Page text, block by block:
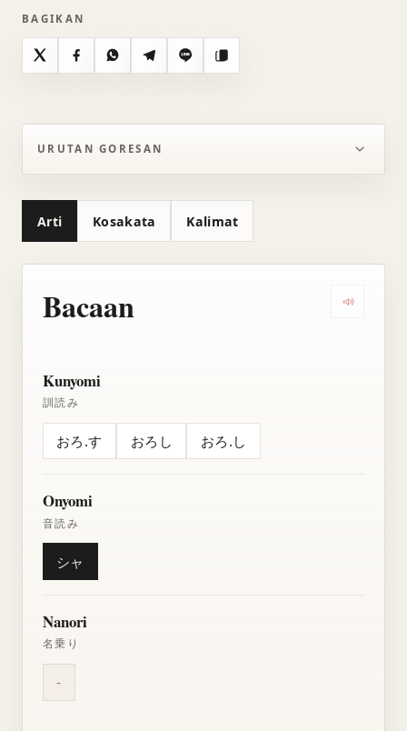
BAGIKAN
X FacebookWhatsAppTelegramLine Salin
URUTAN GORESAN
Arti Kosakata Kalimat
Bacaan
Kunyomi
訓読み
おろ.す おろし おろ.し
Onyomi
音読み
シャ
Nanori
名乗り
-